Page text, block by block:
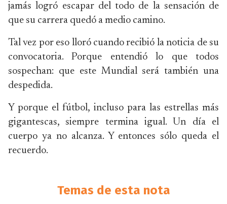
jamás logró escapar del todo de la sensación de
que su carrera quedó a medio camino.
Tal vez por eso lloró cuando recibió la noticia de su
convocatoria. Porque entendió lo que todos
sospechan: que este Mundial será también una
despedida.
Y porque el fútbol, incluso para las estrellas más
gigantescas, siempre termina igual. Un día el
cuerpo ya no alcanza. Y entonces sólo queda el
recuerdo.
Temas de esta nota